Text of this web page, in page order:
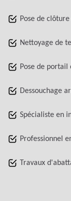
Pose de
Nettoyage de
Pose de
Dessouchage
Spécialiste en
Professionnel
Travaux